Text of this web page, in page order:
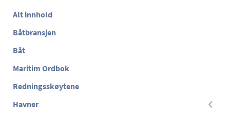
Alt innhold
Båtbransjen
Båt
Maritim Ordbok
Redningsskøytene
Havner